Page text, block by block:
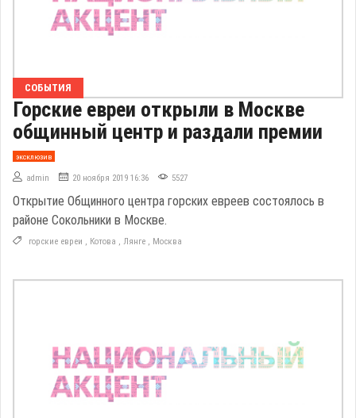
СОБЫТИЯ
Горские евреи открыли в Москве
общинный центр и раздали премии
эксклюзив
admin 20 ноября 2019 16:36 5527
Открытие Общинного центра горских евреев состоялось в
районе Сокольники в Москве.
горские евреи , Котова , Лянге , Москва